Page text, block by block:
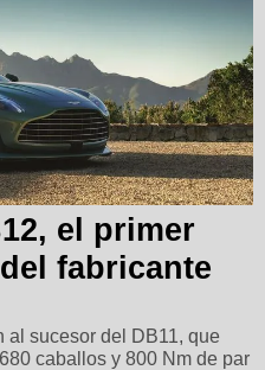
el primer
fabricante
al sucesor del DB11, que
caballos y 800 Nm de par